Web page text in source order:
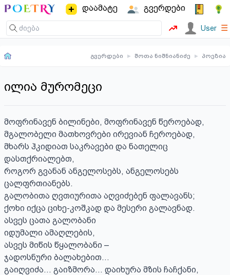
დაამატე გვერდები
User ☰
გვერდები ▸ შოთა ნიშნიანიძე ▸ პოეზია
ილია მურომეცი
მოფრინავენ ბილინები, მოფრინავენ წეროებად,
მგალობელი მათხოვრები ირევიან ჩეროებად,
მხარს ჰკიდიათ საკრავები და ნათელიც
დასთქრიალებთ,
როგორ გვანან ანგელოსებს, ანგელოსებს
ცალფრთიანებს.
გალობითა ღვთიურითა აღვიძებენ ფალავანს;
ქოხი იქცა ციხე-კოშკად და მესერი გალავნად.
ასვეს ცათა გალობანი
იდუმალი ამაღლების,
ასვეს მიწის წყალობანი –
ჯადოსნური ბალახებით…
გაიღვიძა… გაიზმორა… დაიხურა მზის ჩაჩქანი,